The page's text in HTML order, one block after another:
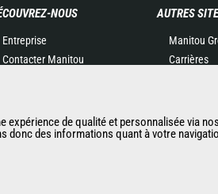
NOUS
Entreprise
Contacter Manitou
données
Evénements
AUTRES
Manitou
Carrières
Gehl
Manitou
de qualité et personnalisée via nos
donc des informations quant à votre